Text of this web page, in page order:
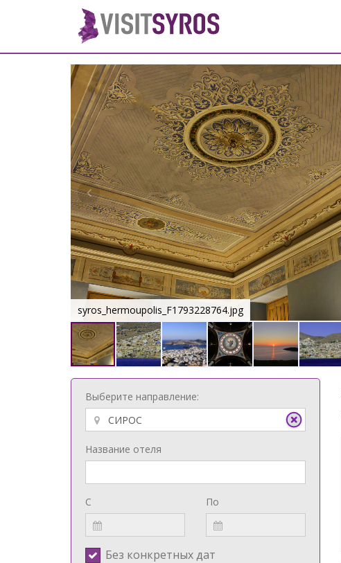
syros_hermoupolis_F1793228764.jpg
Выберите направление:
Название отеля
С По
Без конкретных дат